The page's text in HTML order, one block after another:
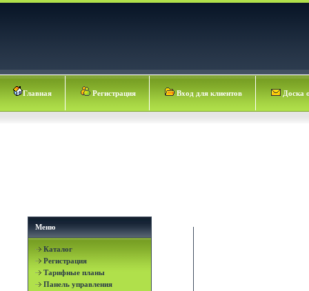
Главная Регистрация Вход для клиентов Доска
Меню
Каталог
Регистрация
Тарифные планы
Панель управления